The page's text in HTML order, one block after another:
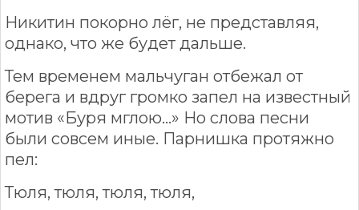
Никитин покорно лёг, не представляя,
однако, что же будет дальше.
Тем временем мальчуган отбежал от
берега и вдруг громко запел на известный
мотив «Буря мглою…» Но слова песни
были совсем иные. Парнишка протяжно
пел:
Тюля, тюля, тюля, тюля,